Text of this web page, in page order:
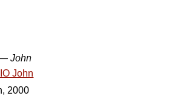
John
John
2000